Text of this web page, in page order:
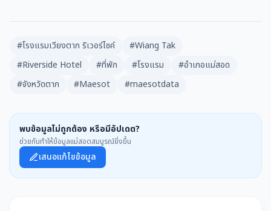
#โรงแรมเวียงตาก ริเวอร์ไซค์
#Wiang Tak
#Riverside Hotel
#ที่พัก #โรงแรม
#อำเภอแม่สอด
#จังหวัดตาก
#Maesot #maesotdata
พบข้อมูลไม่ถูกต้อง หรือมีอัปเดต?
ช่วยกันทำให้ข้อมูลแม่สอดสมบูรณ์ยิ่งขึ้น
เสนอแก้ไขข้อมูล